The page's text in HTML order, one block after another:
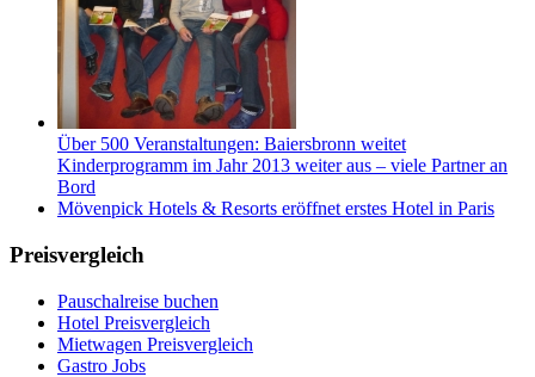
Über 500 Veranstaltungen: Baiersbronn weitet
Kinderprogramm im Jahr 2013 weiter aus – viele Partner an
Bord
Mövenpick Hotels & Resorts eröffnet erstes Hotel in Paris
Preisvergleich
Pauschalreise buchen
Hotel Preisvergleich
Mietwagen Preisvergleich
Gastro Jobs